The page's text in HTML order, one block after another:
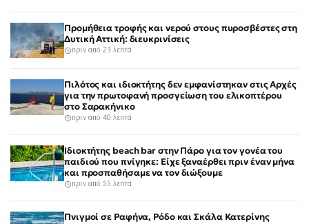
Προμήθεια τροφής και νερού στους πυροσβέστες στη
Δυτική Αττική: διευκρινίσεις
πριν από 23 λεπτά
Πιλότος και ιδιοκτήτης δεν εμφανίστηκαν στις Αρχές
για την πρωτοφανή προσγείωση του ελικοπτέρου
στο Σαρακήνικο
πριν από 40 λεπτά
Ιδιοκτήτης beach bar στην Πάρο για τον γονέα του
παιδιού που πνίγηκε: Είχε ξαναέρθει πριν έναν μήνα
και προσπαθήσαμε να τον διώξουμε
πριν από 55 λεπτά
Πνιγμοί σε Ραφήνα, Ρόδο και Σκάλα Κατερίνης